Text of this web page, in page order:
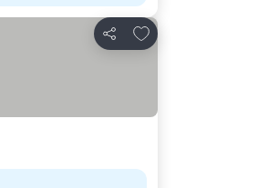
Compartir
Agregar a favoritos